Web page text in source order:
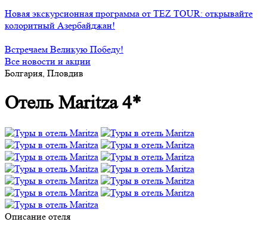
Новая экскурсионная программа от TEZ TOUR: открывайте
колоритный Азербайджан!
Встречаем Великую Победу!
Все новости и акции
Болгария, Пловдив
Отель Maritza 4*
Описание отеля